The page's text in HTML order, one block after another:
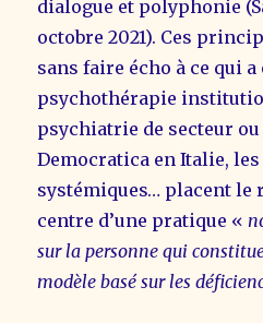
dialogue et polyphonie
octobre 2021). Ces
sans faire écho à ce qui
psychothérapie
psychiatrie de secteur
Democratica en Italie,
systémiques… placent le
centre d’une pratique «
sur la personne qui
modèle basé sur les